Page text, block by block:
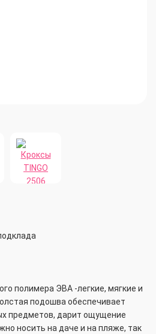
полимера ЭВА -легкие, мягкие и
подошва обеспечивает
предметов, дарит ощущение
носить на даче и на пляже, так